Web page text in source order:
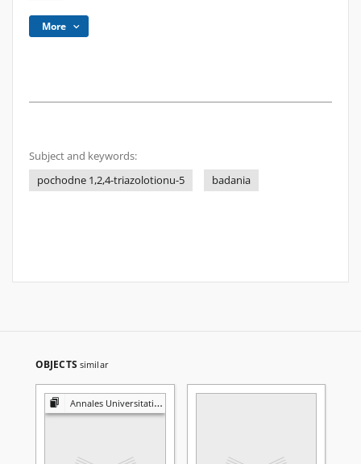
More
Subject and keywords:
pochodne 1,2,4-triazolotionu-5
badania
OBJECTS similar
Annales Universitatis Mariae Curie-Skłodowska. Sectio AA, Physica et Chemia